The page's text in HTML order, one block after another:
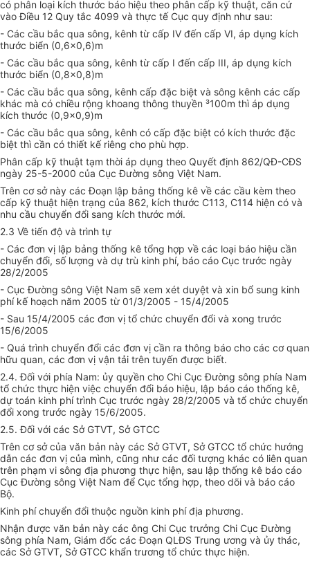
có phân loại kích thước báo hiệu theo phân cấp kỹ thuật, căn cứ
vào Điều 12 Quy tắc 4099 và thực tế Cục quy định như sau:
- Các cầu bắc qua sông, kênh từ cấp IV đến cấp VI, áp dụng kích
thước biển (0,6x0,6)m
- Các cầu bắc qua sông, kênh từ cấp I đến cấp III, áp dụng kích
thước biển (0,8x0,8)m
- Các cầu bắc qua sông, kênh cấp đặc biệt và sông kênh các cấp
khác mà có chiều rộng khoang thông thuyền ³100m thì áp dụng
kích thước (0,9x0,9)m
- Các cầu bắc qua sông, kênh có cấp đặc biệt có kích thước đặc
biệt thì cần có thiết kế riêng cho phù hợp.
Phân cấp kỹ thuật tạm thời áp dụng theo Quyết định 862/QĐ-CĐS
ngày 25-5-2000 của Cục Đường sông Việt Nam.
Trên cơ sở này các Đoạn lập bảng thống kê về các cầu kèm theo
cấp kỹ thuật hiện trạng của 862, kích thước C113, C114 hiện có và
nhu cầu chuyển đổi sang kích thước mới.
2.3 Về tiến độ và trình tự
- Các đơn vị lập bảng thống kê tổng hợp về các loại báo hiệu cần
chuyển đổi, số lượng và dự trù kinh phí, báo cáo Cục trước ngày
28/2/2005
- Cục Đường sông Việt Nam sẽ xem xét duyệt và xin bổ sung kinh
phí kế hoạch năm 2005 từ 01/3/2005 - 15/4/2005
- Sau 15/4/2005 các đơn vị tổ chức chuyển đổi và xong trước
15/6/2005
- Quá trình chuyển đổi các đơn vị cần ra thông báo cho các cơ quan
hữu quan, các đơn vị vận tải trên tuyến được biết.
2.4. Đối với phía Nam: ủy quyền cho Chi Cục Đường sông phía Nam
tổ chức thực hiện việc chuyển đổi báo hiệu, lập báo cáo thống kê,
dự toán kinh phí trình Cục trước ngày 28/2/2005 và tổ chức chuyển
đổi xong trước ngày 15/6/2005.
2.5. Đối với các Sở GTVT, Sở GTCC
Trên cơ sở của văn bản này các Sở GTVT, Sở GTCC tổ chức hướng
dẫn các đơn vị của mình, cũng như các đối tượng khác có liên quan
trên phạm vi sông địa phương thực hiện, sau lập thống kê báo cáo
Cục Đường sông Việt Nam để Cục tổng hợp, theo dõi và báo cáo
Bộ.
Kinh phí chuyển đổi thuộc nguồn kinh phí địa phương.
Nhận được văn bản này các ông Chi Cục trưởng Chi Cục Đường
sông phía Nam, Giám đốc các Đoạn QLĐS Trung ương và ủy thác,
các Sở GTVT, Sở GTCC khẩn trương tổ chức thực hiện.